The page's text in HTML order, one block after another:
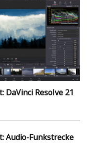
DaVinci Resolve 21
Audio-Funkstrecke